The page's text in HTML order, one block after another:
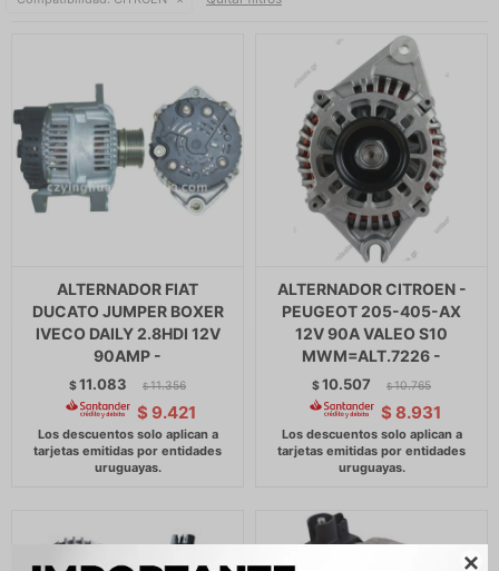

ALTERNADOR FIAT
DUCATO JUMPER BOXER
IVECO DAILY 2.8HDI 12V
90AMP -
$11.083 $ 11.356
$ 9.421
ALTERNADOR CITROEN -
PEUGEOT 205-405-AX
12V 90A VALEO S10
MWM=ALT.7226 -
$10.507 $ 10.765
$ 8.931